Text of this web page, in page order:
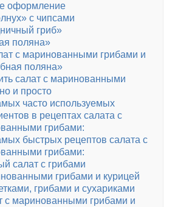
оформление
с чипсами
гриб»
поляна»
с маринованными грибами и
поляна»
салат с маринованными
и просто
часто используемых
в рецептах салата с
грибами:
быстрых рецептов салата с
грибами:
салат с грибами
грибами и курицей
грибами и сухариками
с маринованными грибами и